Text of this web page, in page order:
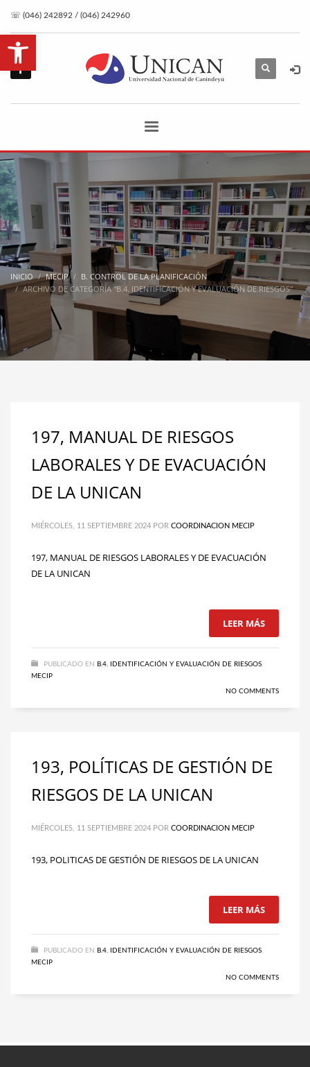
Abrir barra de herramientas
☏ (046) 242892 / (046) 242960
INICIO MECIP
B. CONTROL DE LA PLANIFICACIÓN
ARCHIVO DE CATEGORÍA "B.4. IDENTIFICACIÓN Y EVALUACIÓN DE RIESGOS"
197, MANUAL DE RIESGOS
LABORALES Y DE EVACUACIÓN
DE LA UNICAN
MIÉRCOLES, 11 SEPTIEMBRE 2024 POR COORDINACION MECIP
197, MANUAL DE RIESGOS LABORALES Y DE EVACUACIÓN
DE LA UNICAN
LEER MÁS
PUBLICADO EN B.4. IDENTIFICACIÓN Y EVALUACIÓN DE RIESGOS
MECIP
NO COMMENTS
193, POLÍTICAS DE GESTIÓN DE
RIESGOS DE LA UNICAN
MIÉRCOLES, 11 SEPTIEMBRE 2024 POR COORDINACION MECIP
193, POLITICAS DE GESTIÓN DE RIESGOS DE LA UNICAN
LEER MÁS
PUBLICADO EN B.4. IDENTIFICACIÓN Y EVALUACIÓN DE RIESGOS
MECIP
NO COMMENTS